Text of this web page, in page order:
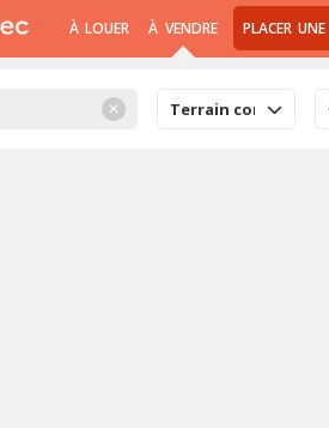
À LOUER À VENDRE PLACER
✕ Terrain commercial